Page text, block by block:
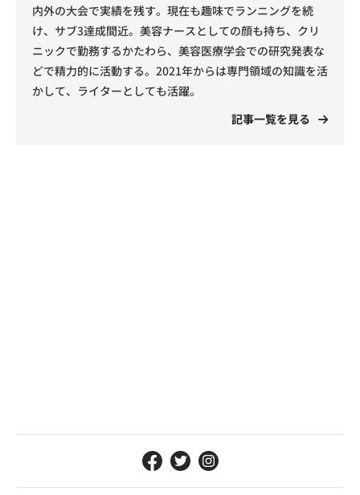
内外の大会で実績を残す。現在も趣味でランニングを続
け、サブ3達成間近。美容ナースとしての顔も持ち、クリ
ニックで勤務するかたわら、美容医療学会での研究発表な
どで精力的に活動する。2021年からは専門領域の知識を活
かして、ライターとしても活躍。
記事一覧を見る